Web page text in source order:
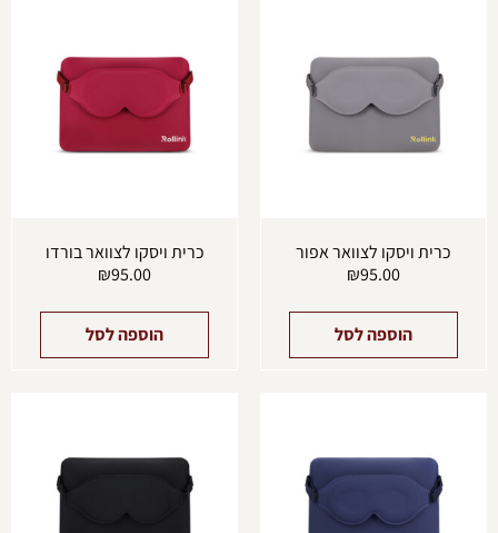
כרית ויסקו לצוואר אפור
₪95.00
הוספה לסל
כרית ויסקו לצוואר בורדו
₪95.00
הוספה לסל